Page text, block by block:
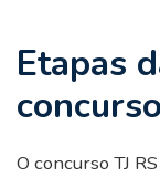
Etapas
O concurso TJ